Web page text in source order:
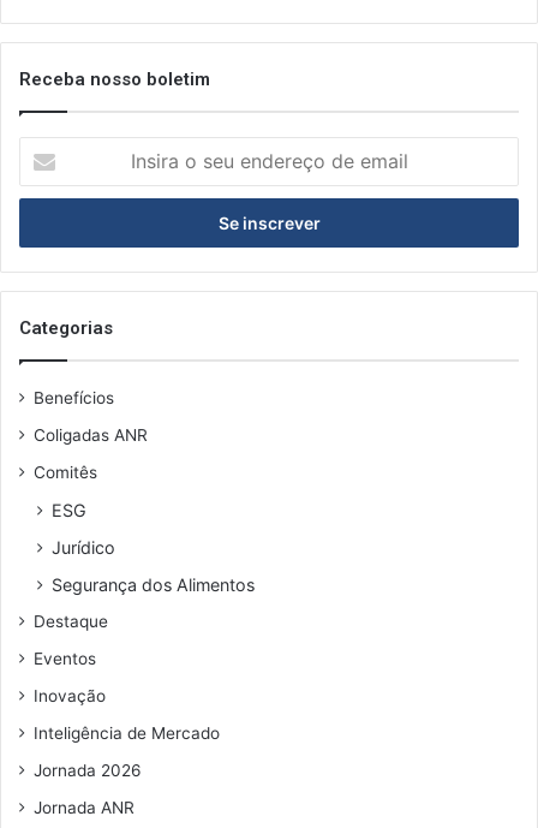
Receba nosso boletim
seu
de
email
Categorias
Benefícios
Coligadas ANR
Comitês
ESG
Jurídico
Segurança dos Alimentos
Destaque
Eventos
Inovação
Inteligência de Mercado
Jornada 2026
Jornada ANR